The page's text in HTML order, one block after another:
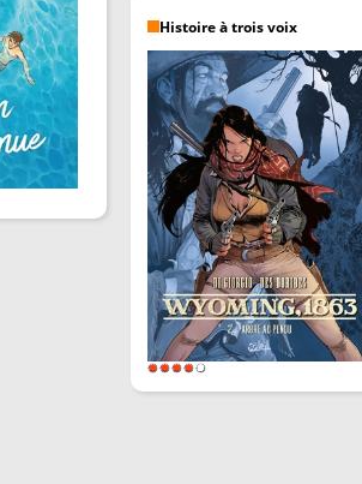
Histoire à trois voix